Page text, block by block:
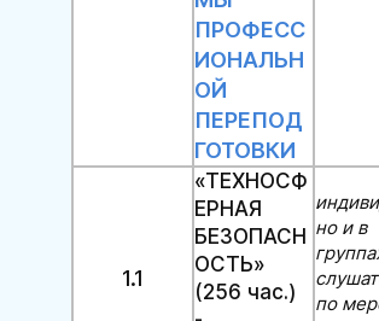
ПРОФЕСС
ИОНАЛЬН
ОЙ
ПЕРЕПОД
ГОТОВКИ
1.1
«ТЕХНОСФ
ЕРНАЯ
БЕЗОПАСН
ОСТЬ»
(256 час.)
но и в
по